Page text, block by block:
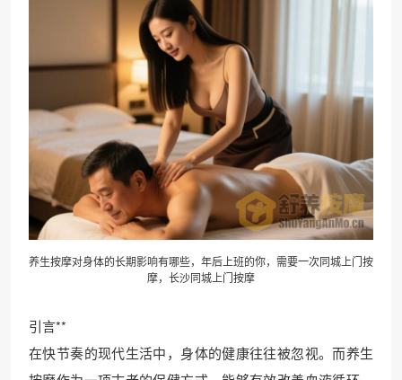
养生按摩对身体的长期影响有哪些，年后上班的你，需要一次同城上门按
摩，长沙同城上门按摩
引言**
在快节奏的现代生活中，身体的健康往往被忽视。而养生